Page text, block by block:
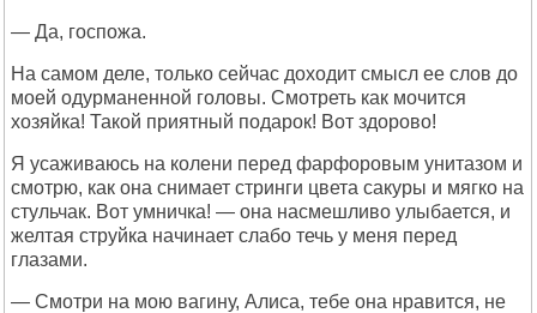
— Да, госпожа.
На самом деле, только сейчас доходит смысл ее слов до
моей одурманенной головы. Смотреть как мочится
хозяйка! Такой приятный подарок! Вот здорово!
Я усаживаюсь на колени перед фарфоровым унитазом и
смотрю, как она снимает стринги цвета сакуры и мягко на
стульчак. Вот умничка! — она насмешливо улыбается, и
желтая струйка начинает слабо течь у меня перед
глазами.
— Смотри на мою вагину, Алиса, тебе она нравится, не